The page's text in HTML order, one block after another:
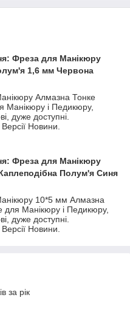
Фреза для Манікюру
1,6 мм Червона
Алмазна Тонке
і Педикюру,
дуже доступні.
Новини.
Фреза для Манікюру
Полум'я Синя
10*5 мм Алмазна
Манікюру і Педикюру,
дуже доступні.
Новини.
за рік